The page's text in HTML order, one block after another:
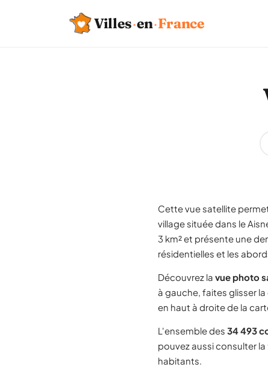
Villes·en·France
Cette vue satellite
village située dans le
3 km² et présente une
résidentielles et les
Découvrez la vue photo
à gauche, faites glisser
en haut à droite de la
L'ensemble des 34 493
pouvez aussi consulter la
habitants.